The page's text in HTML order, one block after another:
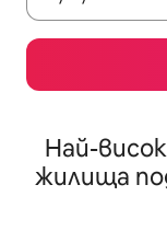
Най-
жилища